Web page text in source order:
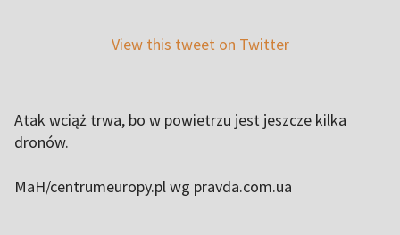
View this tweet on Twitter
Atak wciąż trwa, bo w powietrzu jest jeszcze kilka
dronów.
MaH/centrumeuropy.pl wg pravda.com.ua